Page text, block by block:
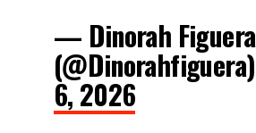
— Dinorah
(@Dinorahfiguera)
6, 2026